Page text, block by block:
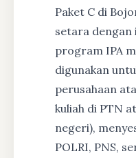
Paket C di
setara dengan
program IPA
digunakan
perusahaan
kuliah di PTN
negeri),
POLRI, PNS,